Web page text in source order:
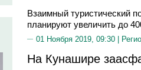
Взаимный туристический
планируют увеличить до
01 Ноября 2019, 09:30 |
На Кунашире